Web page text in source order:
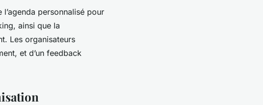
l’agenda personnalisé pour
ainsi que la
Les organisateurs
et d’un feedback